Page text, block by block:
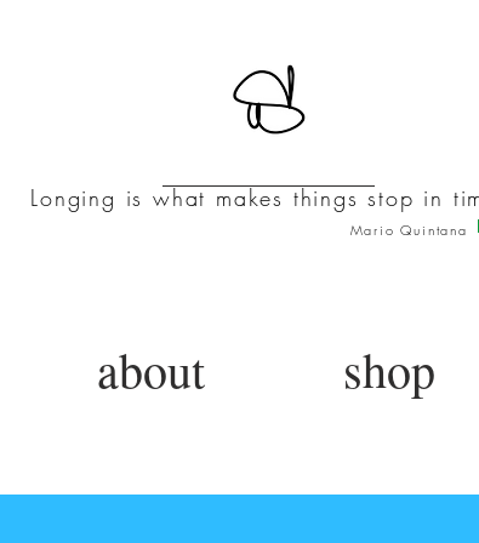
Longing is what makes things stop in
Mario Quintana
about shop